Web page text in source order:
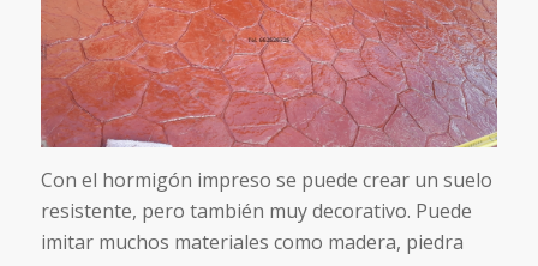
Con el hormigón impreso se puede crear un suelo
resistente, pero también muy decorativo. Puede
imitar muchos materiales como madera, piedra